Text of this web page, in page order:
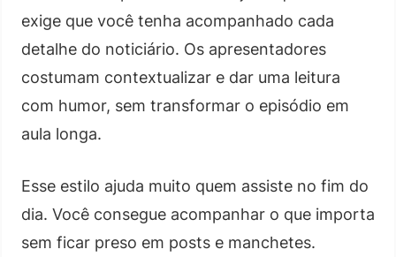
exige que você tenha acompanhado cada
detalhe do noticiário. Os apresentadores
costumam contextualizar e dar uma leitura
com humor, sem transformar o episódio em
aula longa.
Esse estilo ajuda muito quem assiste no fim do
dia. Você consegue acompanhar o que importa
sem ficar preso em posts e manchetes.